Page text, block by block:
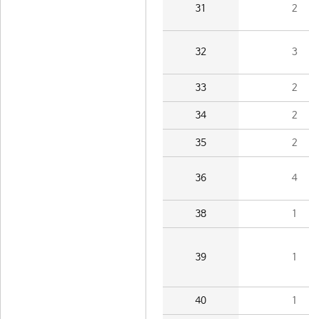
31 2
32 3
33 2
34 2
35 2
36 4
38 1
39 1
40 1